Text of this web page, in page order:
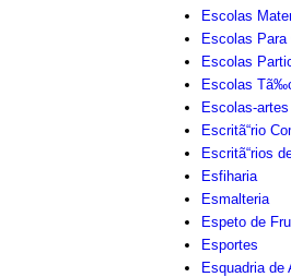
Escolas
Escolas
Escolas
Escolas
Escolas-artes
Escritã“rio
Escritã“rios
Esfiharia
Esmalteria
Espeto de
Esportes
Esquadria de